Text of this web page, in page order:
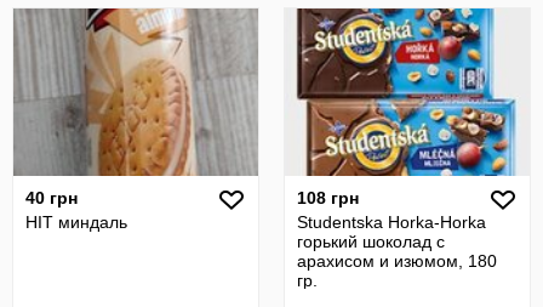
40 грн
HIT миндаль
108 грн
Studentska Horka-Horka
горький шоколад с
арахисом и изюмом, 180
гр.